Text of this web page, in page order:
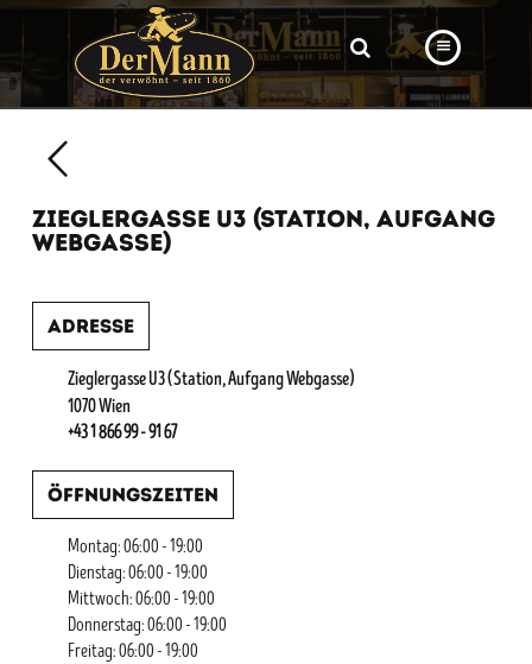
BÄCKEREI
NEWS
ZIEGLERGASSE U3 (STATION, AUFGANG
WEBGASSE)
Adresse
Zieglergasse U3 (Station, Aufgang Webgasse)
1070 Wien
+43 1 866 99 - 91 67
Öffnungszeiten
Montag: 06:00 - 19:00
Dienstag: 06:00 - 19:00
Mittwoch: 06:00 - 19:00
Donnerstag: 06:00 - 19:00
Freitag: 06:00 - 19:00